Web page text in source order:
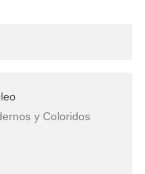
y Coloridos